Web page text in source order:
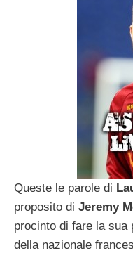
Queste le parole di
proposito di Jeremy
procinto di fare la sua
della nazionale